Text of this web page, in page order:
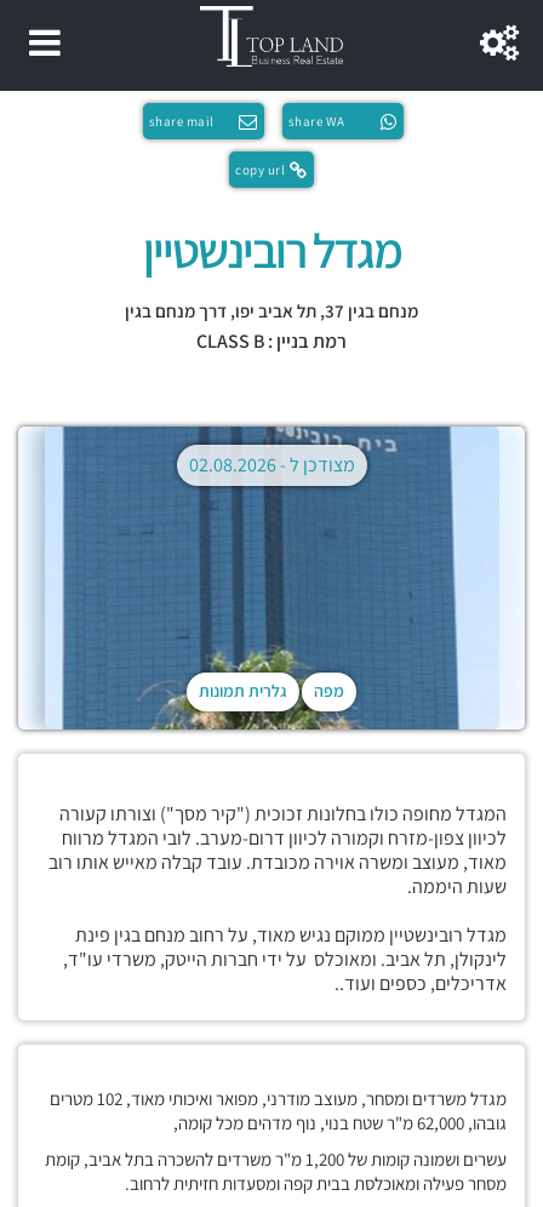
share WA
share mail
copy url
מגדל רובינשטיין
מנחם בגין 37, תל אביב יפו, דרך מנחם בגין
רמת בניין : CLASS B
מפה גלרית תמונות
מצודכן ל -02.08.2026
המגדל מחופה כולו בחלונות זכוכית ("קיר מסך") וצורתו קעורה
לכיוון צפון-מזרח וקמורה לכיוון דרום-מערב. לובי המגדל מרווח
מאוד, מעוצב ומשרה אוירה מכובדת. עובד קבלה מאייש אותו רוב
שעות היממה.
מגדל רובינשטיין ממוקם נגיש מאוד, על רחוב מנחם בגין פינת
לינקולן, תל אביב. ומאוכלס על ידי חברות הייטק, משרדי עו"ד,
אדריכלים, כספים ועוד..
מגדל משרדים ומסחר, מעוצב מודרני, מפואר ואיכותי מאוד, 102 מטרים
גובהו, 62,000 מ"ר שטח בנוי, נוף מדהים מכל קומה,
עשרים ושמונה קומות של 1,200 מ"ר משרדים להשכרה בתל אביב, קומת
מסחר פעילה ומאוכלסת בבית קפה ומסעדות חזיתית לרחוב.